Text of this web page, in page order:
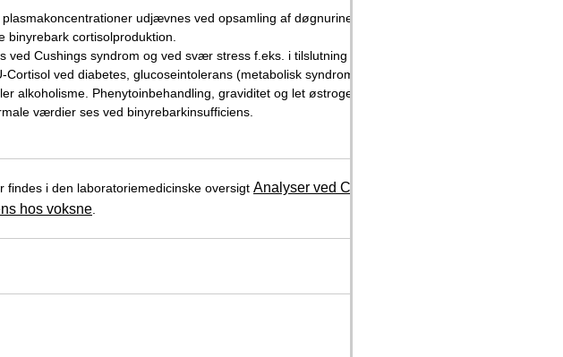
udjævnes ved opsamling af døgnurinen, som derfor giver et bedre og
binyrebark cortisolproduktion.
ved Cushings syndrom og ved svær stress f.eks. i tilslutning til operation eller under febril
Cortisol ved diabetes, glucoseintolerans (metabolisk syndrom), akromegali og evt. ved udtalt
alkoholisme. Phenytoinbehandling, graviditet og let østrogen behandling kan øge dU-Cortisol.
værdier ses ved binyrebarkinsufficiens.
findes i den laboratoriemedicinske oversigt Analyser ved Cushings syndrom (CS) og
hos voksne.